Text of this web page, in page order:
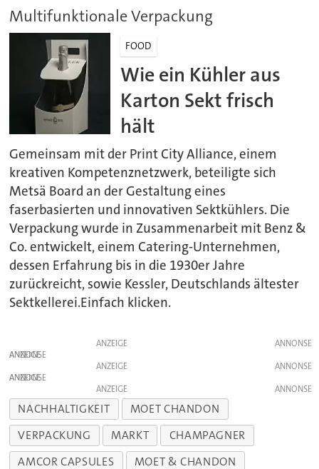
Multifunktionale Verpackung
FOOD
Wie ein Kühler aus
Karton Sekt frisch
hält
Gemeinsam mit der Print City Alliance, einem
kreativen Kompetenznetzwerk, beteiligte sich
Metsä Board an der Gestaltung eines
faserbasierten und innovativen Sektkühlers. Die
Verpackung wurde in Zusammenarbeit mit Benz &
Co. entwickelt, einem Catering-Unternehmen,
dessen Erfahrung bis in die 1930er Jahre
zurückreicht, sowie Kessler, Deutschlands ältester
Sektkellerei.Einfach klicken.
ANZEIGE
ANZEIGE
ANZEIGE
ANZEIGE
ANZEIGE
NACHHALTIGKEIT
MOET CHANDON
VERPACKUNG
MARKT
CHAMPAGNER
AMCOR CAPSULES
MOET & CHANDON